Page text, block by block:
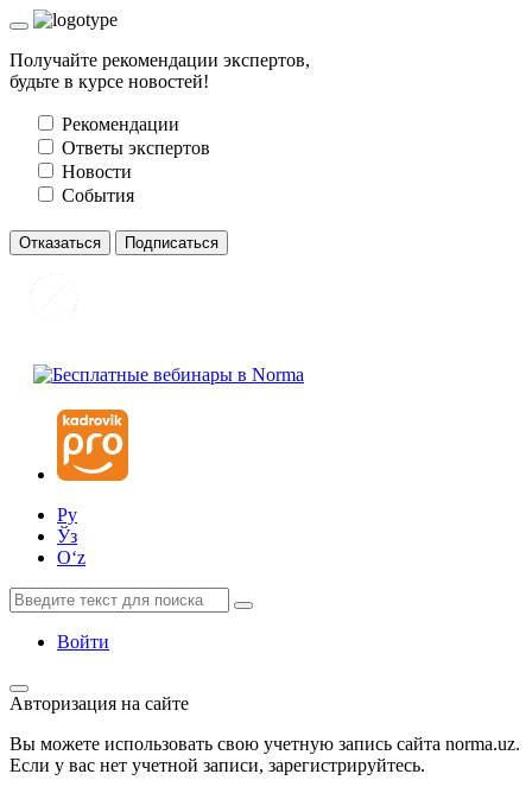
Получайте рекомендации экспертов,
будьте в курсе новостей!
Рекомендации
Ответы экспертов
Новости
События
Отказаться Подписаться
Ру
Ўз
Oʻz
Войти
Авторизация на сайте
Вы можете использовать свою учетную запись сайта norma.uz.
Если у вас нет учетной записи, зарегистрируйтесь.